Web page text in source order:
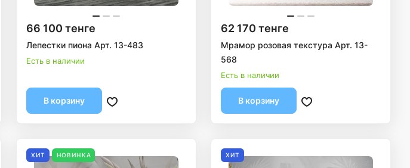
66 100 тенге
Лепестки пиона Арт. 13-483
Есть в наличии
В корзину
62 170 тенге
Мрамор розовая текстура Арт. 13-
568
Есть в наличии
В корзину
ХИТ НОВИНКА ХИТ